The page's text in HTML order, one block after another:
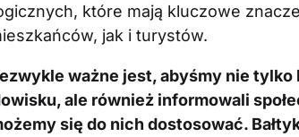
które mają kluczowe
jak i turystów.
ważne jest, abyśmy nie tylko
ale również informowali
się do nich dostosować.